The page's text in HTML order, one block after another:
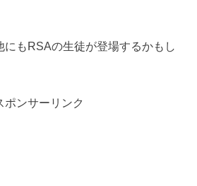
にもRSAの生徒が登場するかもし
ポンサーリンク